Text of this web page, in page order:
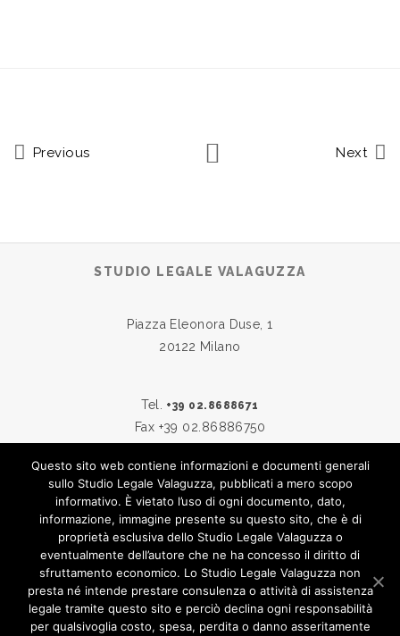
Previous Next
STUDIO LEGALE VALAGUZZA
Piazza Eleonora Duse, 1
20122 Milano
Tel. +39 02.8688671
Fax +39 02.86886750
Skype:studiovalaguzza
Email:info@studiovalaguzza.it
© 2019STUDIO LEGALE VALAGUZZA
TUTTI I DIRITTI SONO RISERVATI
Questo sito web contiene informazioni e documenti generali
sullo Studio Legale Valaguzza, pubblicati a mero scopo
informativo. È vietato l’uso di ogni documento, dato,
informazione, immagine presente su questo sito, che è di
proprietà esclusiva dello Studio Legale Valaguzza o
eventualmente dell’autore che ne ha concesso il diritto di
sfruttamento economico. Lo Studio Legale Valaguzza non
presta né intende prestare consulenza o attività di assistenza
legale tramite questo sito e perciò declina ogni responsabilità
per qualsivoglia costo, spesa, perdita o danno asseritamente